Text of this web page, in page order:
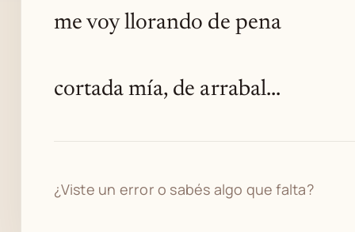
me voy llorando de pena
cortada mía, de arrabal...
¿Viste un error o sabés algo que falta?